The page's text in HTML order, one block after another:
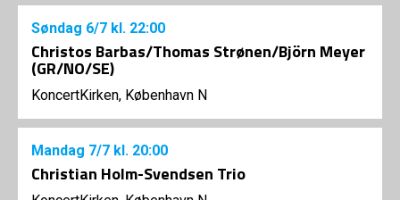
Søndag 6/7 kl. 22:00
Christos Barbas/Thomas Strønen/Björn Meyer
(GR/NO/SE)
KoncertKirken, København N
Mandag 7/7 kl. 20:00
Christian Holm-Svendsen Trio